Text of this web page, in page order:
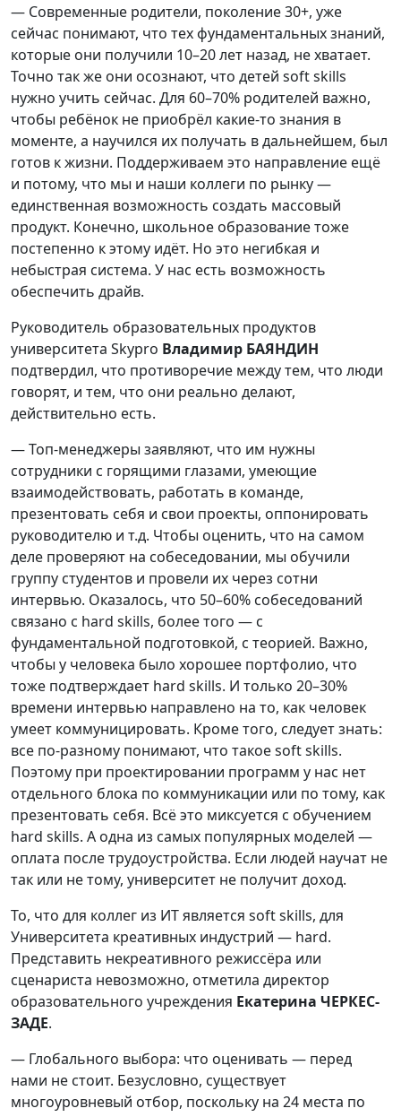
— Современные родители, поколение 30+, уже
сейчас понимают, что тех фундаментальных знаний,
которые они получили 10–20 лет назад, не хватает.
Точно так же они осознают, что детей soft skills
нужно учить сейчас. Для 60–70% родителей важно,
чтобы ребёнок не приобрёл какие-то знания в
моменте, а научился их получать в дальнейшем, был
готов к жизни. Поддерживаем это направление ещё
и потому, что мы и наши коллеги по рынку —
единственная возможность создать массовый
продукт. Конечно, школьное образование тоже
постепенно к этому идёт. Но это негибкая и
небыстрая система. У нас есть возможность
обеспечить драйв.
Руководитель образовательных продуктов
университета Skypro Владимир БАЯНДИН
подтвердил, что противоречие между тем, что люди
говорят, и тем, что они реально делают,
действительно есть.
— Топ-менеджеры заявляют, что им нужны
сотрудники с горящими глазами, умеющие
взаимодействовать, работать в команде,
презентовать себя и свои проекты, оппонировать
руководителю и т.д. Чтобы оценить, что на самом
деле проверяют на собеседовании, мы обучили
группу студентов и провели их через сотни
интервью. Оказалось, что 50–60% собеседований
связано с hard skills, более того — с
фундаментальной подготовкой, с теорией. Важно,
чтобы у человека было хорошее портфолио, что
тоже подтверждает hard skills. И только 20–30%
времени интервью направлено на то, как человек
умеет коммуницировать. Кроме того, следует знать:
все по-разному понимают, что такое soft skills.
Поэтому при проектировании программ у нас нет
отдельного блока по коммуникации или по тому, как
презентовать себя. Всё это миксуется с обучением
hard skills. А одна из самых популярных моделей —
оплата после трудоустройства. Если людей научат не
так или не тому, университет не получит доход.
То, что для коллег из ИТ является soft skills, для
Университета креативных индустрий — hard.
Представить некреативного режиссёра или
сценариста невозможно, отметила директор
образовательного учреждения Екатерина ЧЕРКЕС-
ЗАДЕ.
— Глобального выбора: что оценивать — перед
нами не стоит. Безусловно, существует
многоуровневый отбор, поскольку на 24 места по